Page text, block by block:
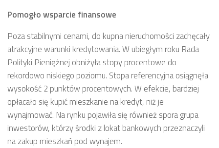
Pomogło wsparcie finansowe
Poza stabilnymi cenami, do kupna nieruchomości zachęcały
atrakcyjne warunki kredytowania. W ubiegłym roku Rada
Polityki Pieniężnej obniżyła stopy procentowe do
rekordowo niskiego poziomu. Stopa referencyjna osiągnęła
wysokość 2 punktów procentowych. W efekcie, bardziej
opłacało się kupić mieszkanie na kredyt, niż je
wynajmować. Na rynku pojawiła się również spora grupa
inwestorów, którzy środki z lokat bankowych przeznaczyli
na zakup mieszkań pod wynajem.